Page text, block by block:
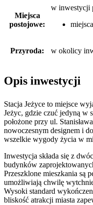
Miejsca
postojowe:
w inwestycji
Przyroda: w okolicy
Opis inwestycji
Stacja Jeżyce to miejsce
Jeżyc, gdzie czuć jedyną w
położone przy ul.
nowoczesnym designem i
wszelkie wygody życia w
Inwestycja składa się z
budynków
Przeszklone mieszkania są
umożliwiają chwilę
Wysoki standard
bliskość atrakcji miasta